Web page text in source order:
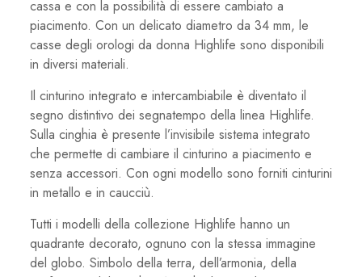
cassa e con la possibilità di essere cambiato a
piacimento. Con un delicato diametro da 34 mm, le
casse degli orologi da donna Highlife sono disponibili
in diversi materiali.
Il cinturino integrato e intercambiabile è diventato il
segno distintivo dei segnatempo della linea Highlife.
Sulla cinghia è presente l’invisibile sistema integrato
che permette di cambiare il cinturino a piacimento e
senza accessori. Con ogni modello sono forniti cinturini
in metallo e in caucciù.
Tutti i modelli della collezione Highlife hanno un
quadrante decorato, ognuno con la stessa immagine
del globo. Simbolo della terra, dell’armonia, della